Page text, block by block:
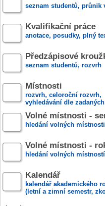
seznam studentů, průnik
Kvalifikační práce
anotace, posudky, plný
Předzápisové
seznam studentů, rozvrh
Místnosti
rozvrh, celoroční rozvrh,
vyhledávání dle
Volné místnosti -
hledání volných
Volné místnosti -
hledání volných
Kalendář
kalendář akademického
(letní a zimní semestr,